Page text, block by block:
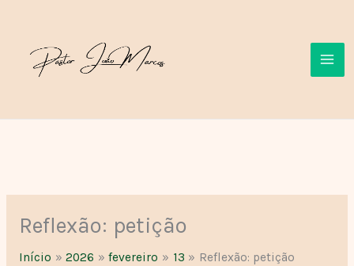
conteúdo
Reflexão: petição
Início 2026 fevereiro 13 Reflexão: petição